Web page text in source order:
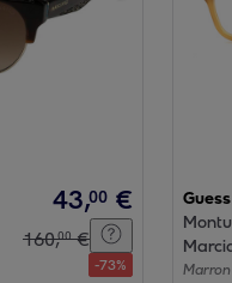
43,00 €
160,00 €
-73% Marron